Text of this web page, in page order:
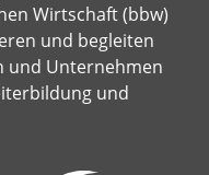
Wirtschaft (bbw)
und begleiten
und Unternehmen
und